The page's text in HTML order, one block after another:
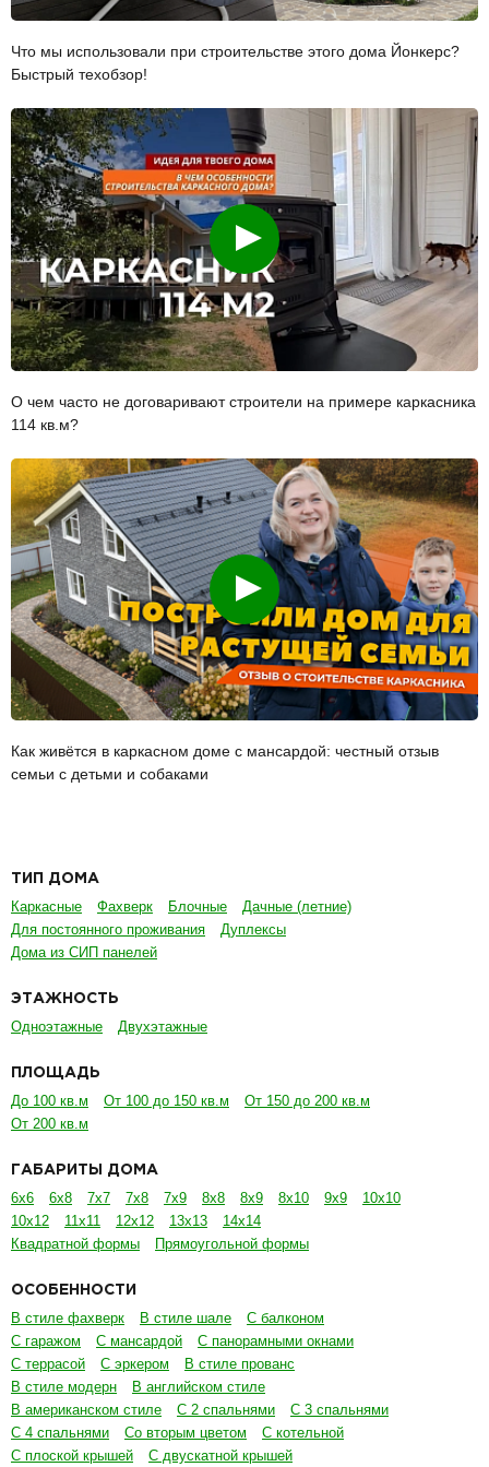
Что мы использовали при строительстве этого дома Йонкерс?
Быстрый техобзор!
Смотреть
О чем часто не договаривают строители на примере каркасника
114 кв.м?
Смотреть
Как живётся в каркасном доме с мансардой: честный отзыв
семьи с детьми и собаками
ТИП ДОМА
Каркасные Фахверк Блочные
Дачные (летние)
Для постоянного проживания
Дуплексы
Дома из СИП панелей
ЭТАЖНОСТЬ
Одноэтажные Двухэтажные
ПЛОЩАДЬ
До 100 кв.м От 100 до 150 кв.м
От 150 до 200 кв.м
От 200 кв.м
ГАБАРИТЫ ДОМА
6х6 6х8 7х7 7х8 7х9 8х8 8х9 8х10 9х9
10х10
10х12
11х11 12х12 13х13
14х14
Квадратной формы
Прямоугольной формы
ОСОБЕННОСТИ
В стиле фахверк В стиле шале
С балконом
С гаражом
С мансардой
С панорамными окнами
С террасой
С эркером
В стиле прованс
В стиле модерн
В английском стиле
В американском стиле
С 2 спальнями
С 3 спальнями
С 4 спальнями
Со вторым цветом
С котельной
С плоской крышей
С двускатной крышей